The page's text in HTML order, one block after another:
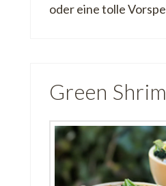
oder eine tolle
Green